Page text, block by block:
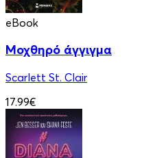
eBook
Μοχθηρό άγγιγμα
Scarlett St. Clair
17.99€